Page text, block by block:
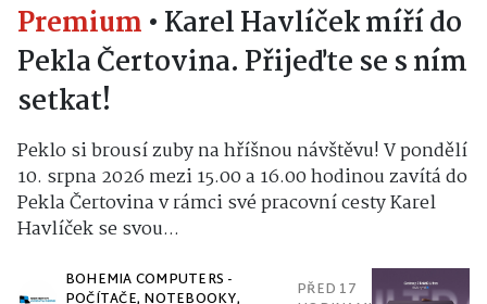
Premium • Karel Havlíček míří do
Pekla Čertovina. Přijeďte se s ním
setkat!
Peklo si brousí zuby na hříšnou návštěvu! V pondělí
10. srpna 2026 mezi 15.00 a 16.00 hodinou zavítá do
Pekla Čertovina v rámci své pracovní cesty Karel
Havlíček se svou...
BOHEMIA COMPUTERS -
PŘED 17